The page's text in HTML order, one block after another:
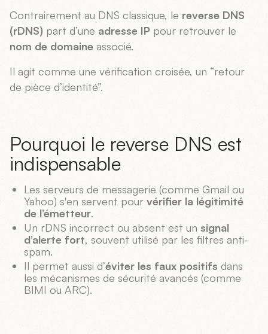
Contrairement au DNS classique, le reverse DNS
(rDNS) part d’une adresse IP pour retrouver le
nom de domaine associé.
Il agit comme une vérification croisée, un “retour
de pièce d’identité”.
Pourquoi le reverse DNS est
indispensable
Les serveurs de messagerie (comme Gmail ou
Yahoo) s'en servent pour vérifier la légitimité
de l’émetteur.
Un rDNS incorrect ou absent est un signal
d’alerte fort, souvent utilisé par les filtres anti-
spam.
Il permet aussi d’éviter les faux positifs dans
les mécanismes de sécurité avancés (comme
BIMI ou ARC).